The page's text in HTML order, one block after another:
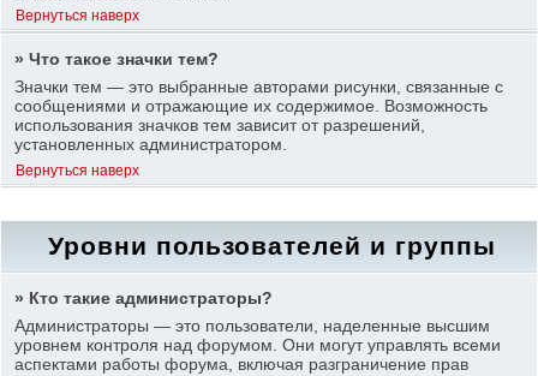
Вернуться наверх
» Что такое значки тем?
Значки тем — это выбранные авторами рисунки, связанные с
сообщениями и отражающие их содержимое. Возможность
использования значков тем зависит от разрешений,
установленных администратором.
Вернуться наверх
Уровни пользователей и группы
» Кто такие администраторы?
Администраторы — это пользователи, наделенные высшим
уровнем контроля над форумом. Они могут управлять всеми
аспектами работы форума, включая разграничение прав